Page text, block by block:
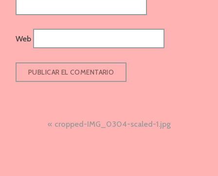
Web
Navegación
cropped-IMG_0304-scaled-1.jpg